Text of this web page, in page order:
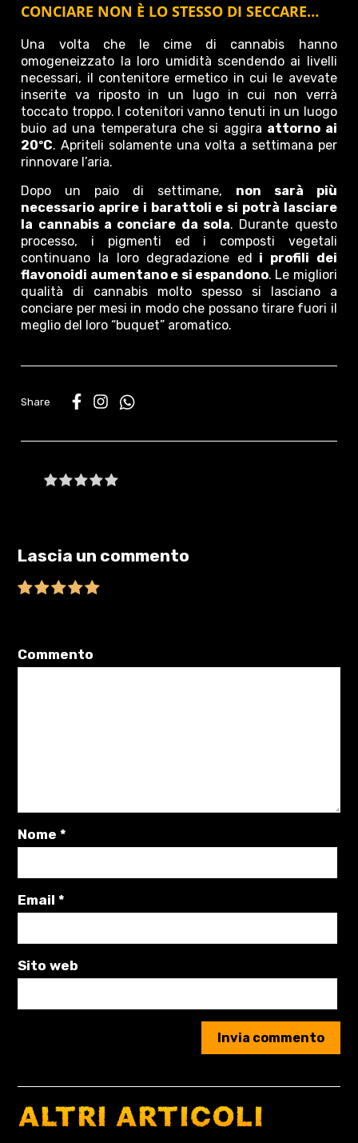
CONCIARE NON È LO STESSO DI SECCARE…
Una volta che le cime di cannabis hanno
omogeneizzato la loro umidità scendendo ai livelli
necessari, il contenitore ermetico in cui le avevate
inserite va riposto in un lugo in cui non verrà
toccato troppo. I cotenitori vanno tenuti in un luogo
buio ad una temperatura che si aggira attorno ai
20ºC. Apriteli solamente una volta a settimana per
rinnovare l’aria.
Dopo un paio di settimane, non sarà più
necessario aprire i barattoli e si potrà lasciare
la cannabis a conciare da sola. Durante questo
processo, i pigmenti ed i composti vegetali
continuano la loro degradazione ed i profili dei
flavonoidi aumentano e si espandono. Le migliori
qualità di cannabis molto spesso si lasciano a
conciare per mesi in modo che possano tirare fuori il
meglio del loro “buquet” aromatico.
Lascia un commento
Commento
Nome*
Email*
Sito web
ALTRI ARTICOLI